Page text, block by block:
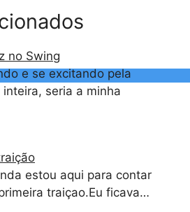
no Swing
e se excitando pela
seria a minha
estou aqui para contar
traiçao.Eu ficava…